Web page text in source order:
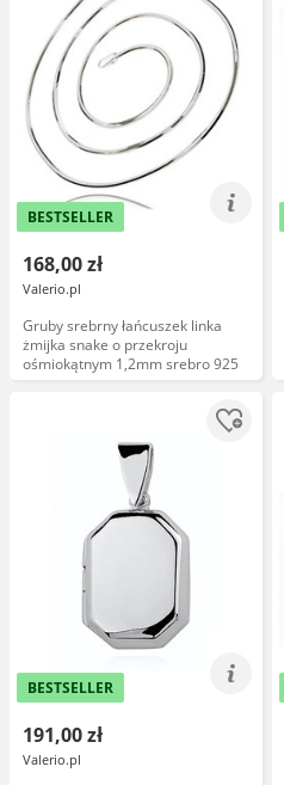
BESTSELLER
168,00 zł
Valerio.pl
Gruby srebrny łańcuszek linka
żmijka snake o przekroju
ośmiokątnym 1,2mm srebro 925
BESTSELLER
191,00 zł
Valerio.pl